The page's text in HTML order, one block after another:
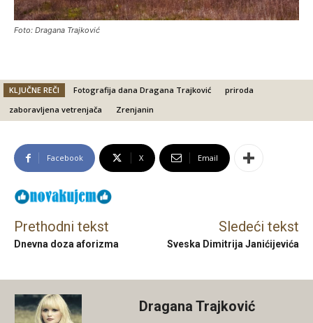
Foto: Dragana Trajković
KLJUČNE REČI Fotografija dana Dragana Trajković
priroda
zaboravljena vetrenjača
Zrenjanin
Facebook X Email
Prethodni tekst
Dnevna doza aforizma
Sledeći tekst
Sveska Dimitrija Janićijevića
Dragana Trajković